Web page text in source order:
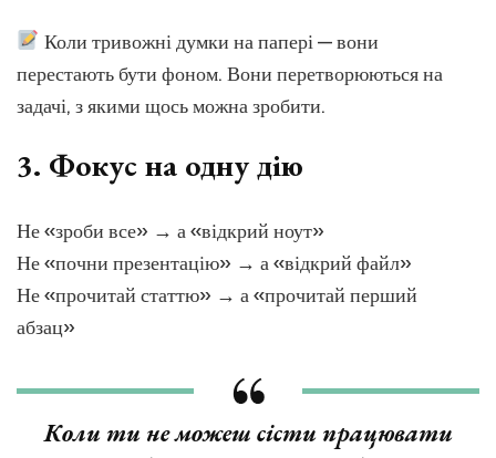
Коли тривожні думки на папері — вони
перестають бути фоном. Вони перетворюються на
задачі, з якими щось можна зробити.
3. Фокус на одну дію
Не «зроби все» → а «відкрий ноут»
Не «почни презентацію» → а «відкрий файл»
Не «прочитай статтю» → а «прочитай перший
абзац»
Коли ти не можеш сісти працювати